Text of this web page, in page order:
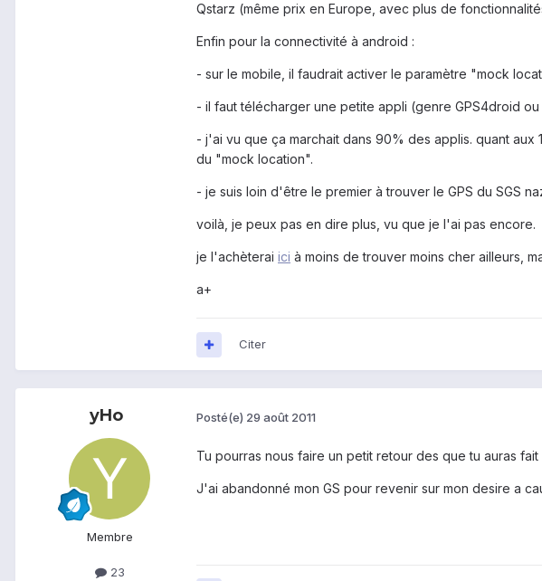
Qstarz (même prix en Europe, avec plus de
Enfin pour la connectivité à android :
- sur le mobile, il faudrait activer le paramètre "mock
- il faut télécharger une petite appli (genre GPS4droid
- j'ai vu que ça marchait dans 90% des applis. quant
du "mock location".
- je suis loin d'être le premier à trouver le GPS du SGS
voilà, je peux pas en dire plus, vu que je l'ai pas encore.
je l'achèterai ici à moins de trouver moins cher ailleurs,
a+
Citer
yHo
Membre
23
Posté(e) 29 août 2011
Tu pourras nous faire un petit retour des que tu auras
J'ai abandonné mon GS pour revenir sur mon desire a